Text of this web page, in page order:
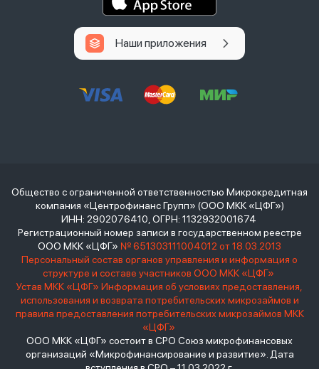
Наши приложения
Общество с ограниченной ответственностью Микрокредитная
компания «Центрофинанс Групп» (ООО МКК «ЦФГ»)
ИНН: 2902076410, ОГРН: 1132932001674
Регистрационный номер записи в государственном реестре
ООО МКК «ЦФГ» № 651303111004012 от 18.03.2013
Персональный состав органов управления и информация о
структуре и составе участников ООО МКК «ЦФГ»
Устав МКК «ЦФГ» Информация об условиях предоставления,
использования и возврата потребительских микрозаймов и
правила предоставления потребительских микрозаймов МКК
«ЦФГ»
ООО МКК «ЦФГ» состоит в СРО Союз микрофинансовых
организаций «Микрофинансирование и развитие». Дата